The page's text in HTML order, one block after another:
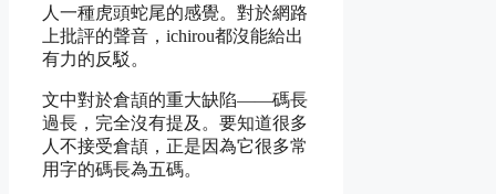
人一種虎頭蛇尾的感覺。對於網路
上批評的聲音，ichirou都沒能給出
有力的反駁。
文中對於倉頡的重大缺陷——碼長
過長，完全沒有提及。要知道很多
人不接受倉頡，正是因為它很多常
用字的碼長為五碼。